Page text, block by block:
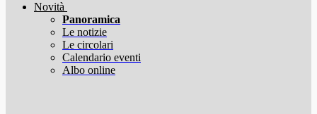
Novità
Panoramica
Le notizie
Le circolari
Calendario eventi
Albo online